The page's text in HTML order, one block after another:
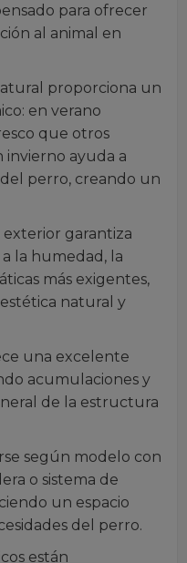
para ofrecer
al animal en
proporciona un
en verano
que otros
invierno ayuda a
perro, creando un
exterior garantiza
la humedad, la
más exigentes,
natural y
una excelente
acumulaciones y
de la estructura
según modelo con
o sistema de
un espacio
del perro.
están